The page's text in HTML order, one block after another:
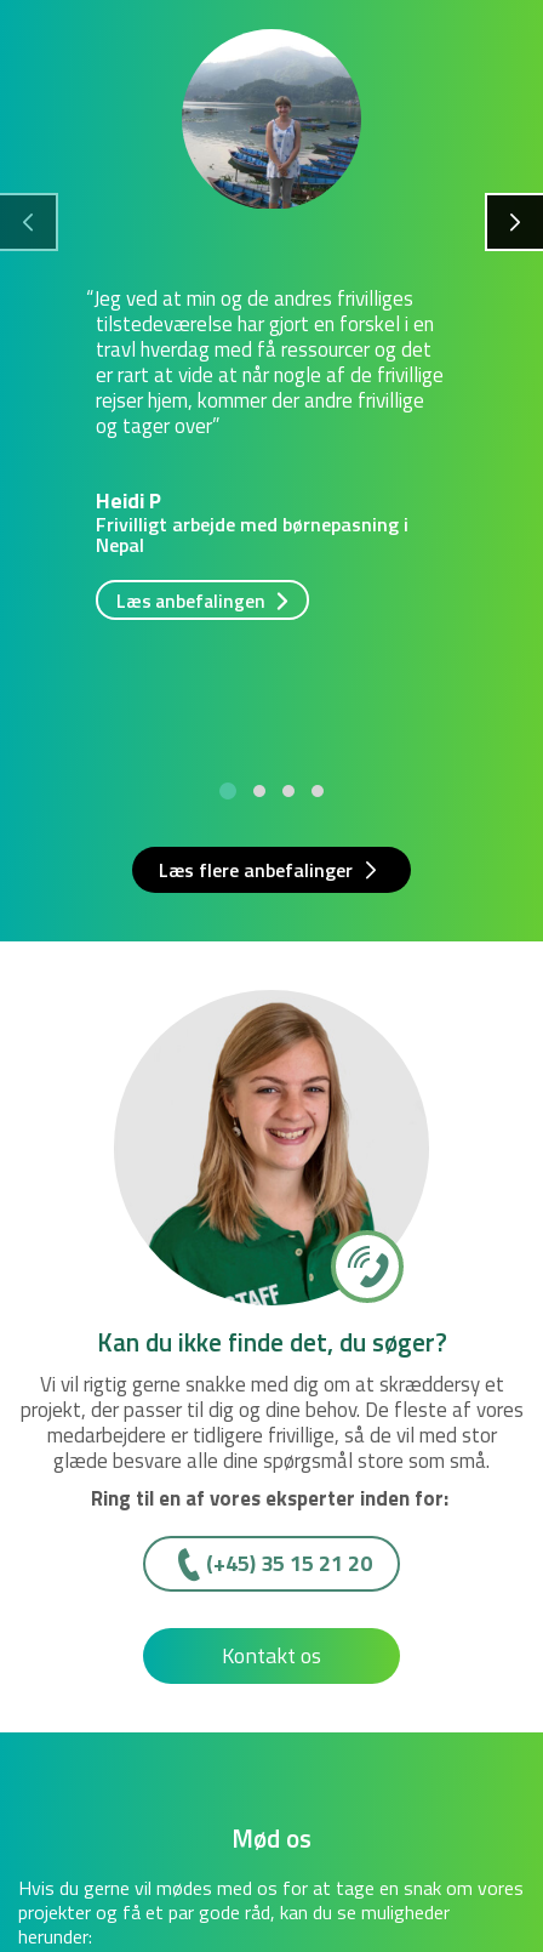
Jeg ved at min og de andres frivilliges
tilstedeværelse har gjort en forskel i en
travl hverdag med få ressourcer og det
er rart at vide at når nogle af de frivillige
rejser hjem, kommer der andre frivillige
og tager over
Heidi P
Frivilligt arbejde med børnepasning i
Nepal
Læs anbefalingen
Læs flere anbefalinger
Kan du ikke finde det, du søger?
Vi vil rigtig gerne snakke med dig om at skræddersy et
projekt, der passer til dig og dine behov. De fleste af vores
medarbejdere er tidligere frivillige, så de vil med stor
glæde besvare alle dine spørgsmål store som små.
Ring til en af vores eksperter inden for:
(+45)­­ 35 15 21 20
Kontakt os
Mød os
Hvis du gerne vil mødes med os for at tage en snak om vores
projekter og få et par gode råd, kan du se muligheder
herunder: